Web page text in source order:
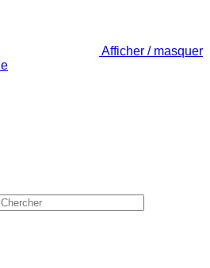
Afficher / masquer